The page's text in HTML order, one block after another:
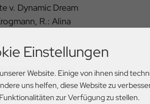
Einstellungen
Website. Einige von ihnen sind
uns helfen, diese Website zu
zur Verfügung zu stellen.
v. Dynamic Dream
R.: Alina
de Luxe – Flatley
R.: Jana
– Dancier (Z.: